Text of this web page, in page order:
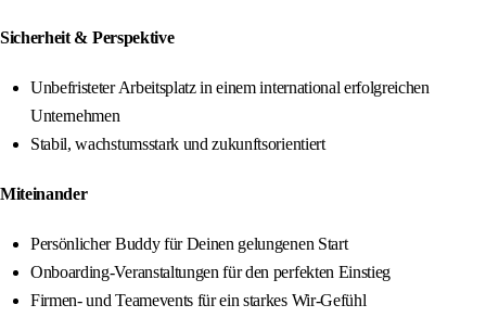
Sicherheit & Perspektive
Unbefristeter Arbeitsplatz in einem international erfolgreichen
Unternehmen
Stabil, wachstumsstark und zukunftsorientiert
Miteinander
Persönlicher Buddy für Deinen gelungenen Start
Onboarding-Veranstaltungen für den perfekten Einstieg
Firmen- und Teamevents für ein starkes Wir-Gefühl